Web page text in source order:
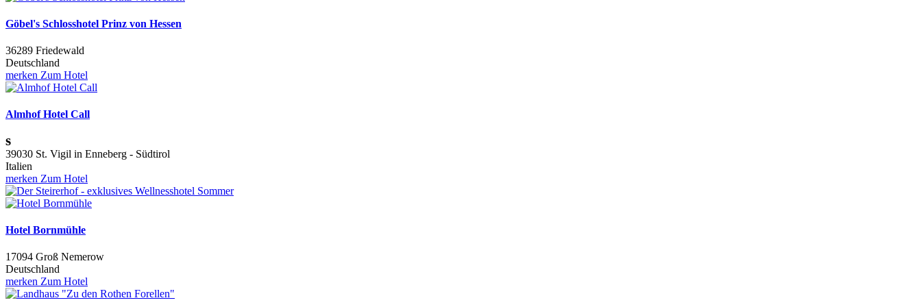
Göbel's Schlosshotel Prinz von Hessen
36289 Friedewald
Deutschland
merken Zum Hotel
Almhof Hotel Call
s
39030 St. Vigil in Enneberg - Südtirol
Italien
merken Zum Hotel
Hotel Bornmühle
17094 Groß Nemerow
Deutschland
merken Zum Hotel